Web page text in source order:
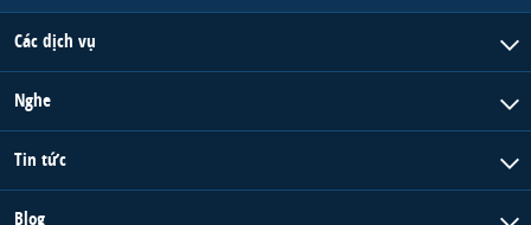
Các dịch vụ
Nghe
Tin tức
Blog